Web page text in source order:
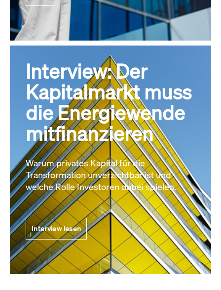
Interview: Der
Kapitalmarkt muss
die Energiewende
mitfinanzieren
Warum privates Kapital für die
Transformation unverzichtbar ist und
welche Rolle Investoren dabei spielen.
Interview lesen